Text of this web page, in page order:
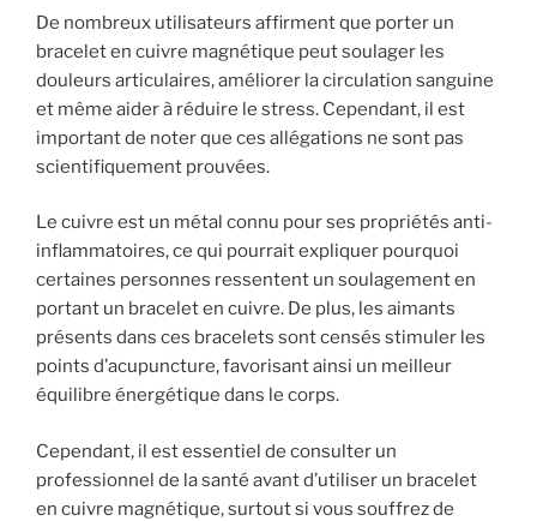
De nombreux utilisateurs affirment que porter un
bracelet en cuivre magnétique peut soulager les
douleurs articulaires, améliorer la circulation sanguine
et même aider à réduire le stress. Cependant, il est
important de noter que ces allégations ne sont pas
scientifiquement prouvées.
Le cuivre est un métal connu pour ses propriétés anti-
inflammatoires, ce qui pourrait expliquer pourquoi
certaines personnes ressentent un soulagement en
portant un bracelet en cuivre. De plus, les aimants
présents dans ces bracelets sont censés stimuler les
points d’acupuncture, favorisant ainsi un meilleur
équilibre énergétique dans le corps.
Cependant, il est essentiel de consulter un
professionnel de la santé avant d’utiliser un bracelet
en cuivre magnétique, surtout si vous souffrez de